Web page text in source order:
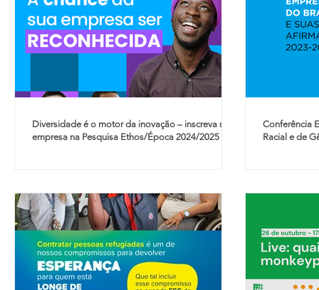
Diversidade é o motor da inovação – inscreva sua
empresa na Pesquisa Ethos/Época 2024/2025
Conferência
Racial e de